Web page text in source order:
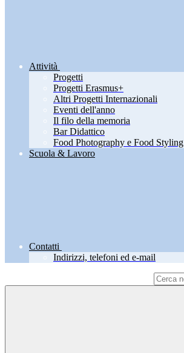
Attività
Progetti
Progetti Erasmus+
Altri Progetti Internazionali
Eventi dell'anno
Il filo della memoria
Bar Didattico
Food Photography e Food Styling
Scuola & Lavoro
Contatti
Indirizzi, telefoni ed e-mail